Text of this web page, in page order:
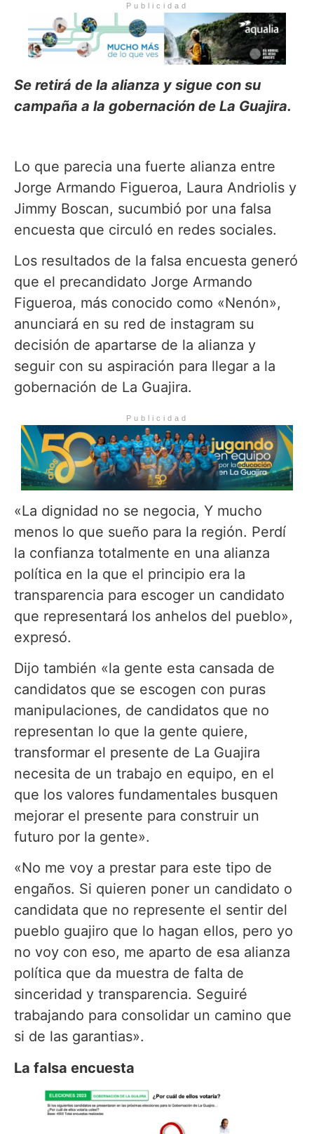
Publicidad
Se retirá de la alianza y sigue con su
campaña a la gobernación de La Guajira.
Lo que parecia una fuerte alianza entre
Jorge Armando Figueroa, Laura Andriolis y
Jimmy Boscan, sucumbió por una falsa
encuesta que circuló en redes sociales.
Los resultados de la falsa encuesta generó
que el precandidato Jorge Armando
Figueroa, más conocido como «Nenón»,
anunciará en su red de instagram su
decisión de apartarse de la alianza y
seguir con su aspiración para llegar a la
gobernación de La Guajira.
Publicidad
«La dignidad no se negocia, Y mucho
menos lo que sueño para la región. Perdí
la confianza totalmente en una alianza
política en la que el principio era la
transparencia para escoger un candidato
que representará los anhelos del pueblo»,
expresó.
Dijo también «la gente esta cansada de
candidatos que se escogen con puras
manipulaciones, de candidatos que no
representan lo que la gente quiere,
transformar el presente de La Guajira
necesita de un trabajo en equipo, en el
que los valores fundamentales busquen
mejorar el presente para construir un
futuro por la gente».
«No me voy a prestar para este tipo de
engaños. Si quieren poner un candidato o
candidata que no represente el sentir del
pueblo guajiro que lo hagan ellos, pero yo
no voy con eso, me aparto de esa alianza
política que da muestra de falta de
sinceridad y transparencia. Seguiré
trabajando para consolidar un camino que
si de las garantias».
La falsa encuesta